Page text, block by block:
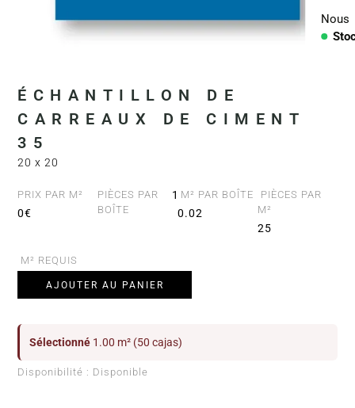
Nous
ÉCHANTILLON DE
CARREAUX DE CIMENT
35
20 x 20
PRIX PAR M²
0€
PIÈCES PAR
BOÎTE
1 M² PAR BOÎTE
0.02
PIÈCES PAR
M²
25
M² REQUIS
AJOUTER AU PANIER
Sélectionné 1.00 m² (50 cajas)
Disponibilité : Disponible